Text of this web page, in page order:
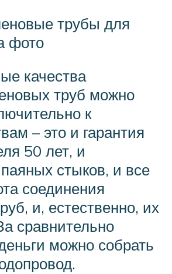
трубы для
фото
качества
труб можно
к
– это и гарантия
50 лет, и
стыков, и все
соединения
и, естественно, их
сравнительно
можно собрать